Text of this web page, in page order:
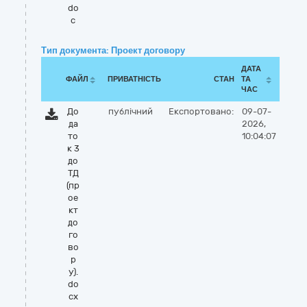
do
c
Тип документа: Проект договору
ФАЙЛ ПРИВАТНІСТЬ СТАН
ДАТА
ТА
ЧАС
До
да
то
к 3
до
ТД
(пр
ое
кт
до
го
во
р
у).
do
cx
публічний Експортовано:
09-07-
2026,
10:04:07